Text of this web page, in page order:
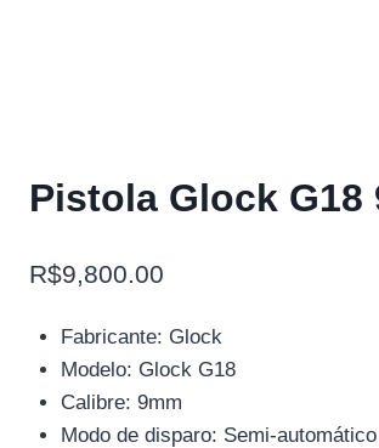
Pistola Glock G18
R$9,800.00
Fabricante: Glock
Modelo: Glock G18
Calibre: 9mm
Modo de disparo: Semi-